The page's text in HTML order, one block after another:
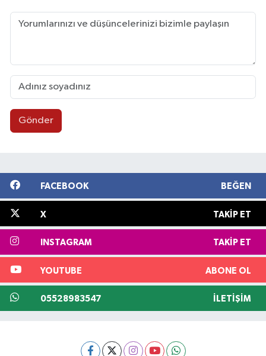
Gönder
FACEBOOK BEĞEN
X TAKIP ET
INSTAGRAM TAKIP ET
YOUTUBE ABONE OL
05528983547 İLETIŞIM